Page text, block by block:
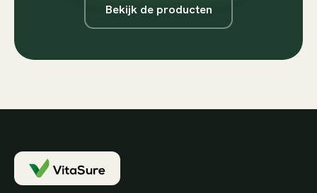
Bekijk de producten